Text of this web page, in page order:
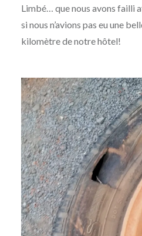
Limbé… que nous avons failli
si nous n’avions pas eu une
kilomètre de notre hôtel!